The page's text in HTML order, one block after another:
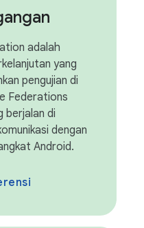
adalah
yang
pengujian di
Federations
berjalan di
dengan
Android.